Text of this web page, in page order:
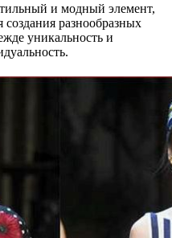
и модный элемент,
разнообразных
уникальность и